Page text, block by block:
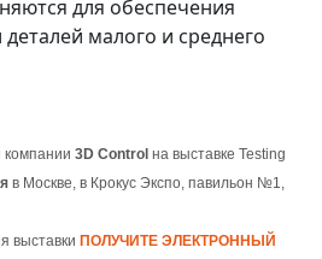
для обеспечения
малого и среднего
компании 3D Control на выставке Testing
в Москве, в Крокус Экспо, павильон №1,
выставки ПОЛУЧИТЕ ЭЛЕКТРОННЫЙ